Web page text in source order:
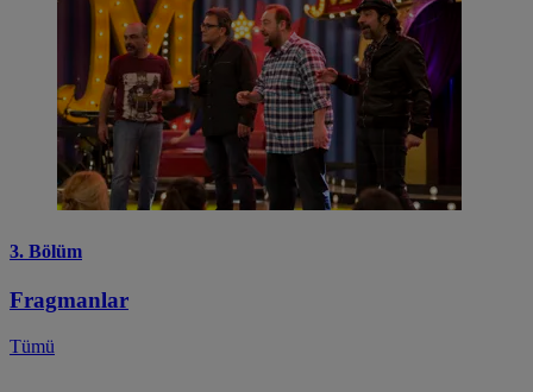
3. Bölüm
Fragmanlar
Tümü